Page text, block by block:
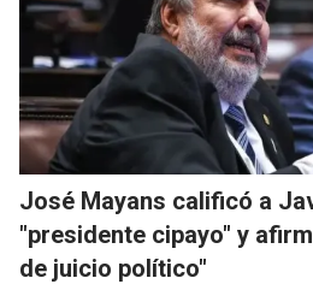
José Mayans calificó a
"presidente cipayo" y
de juicio político"